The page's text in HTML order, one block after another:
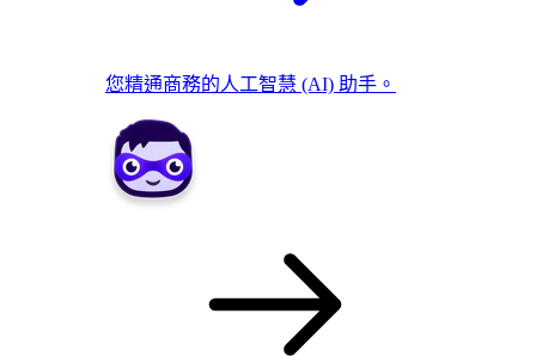
您精通商務的人工智慧 (AI) 助手。